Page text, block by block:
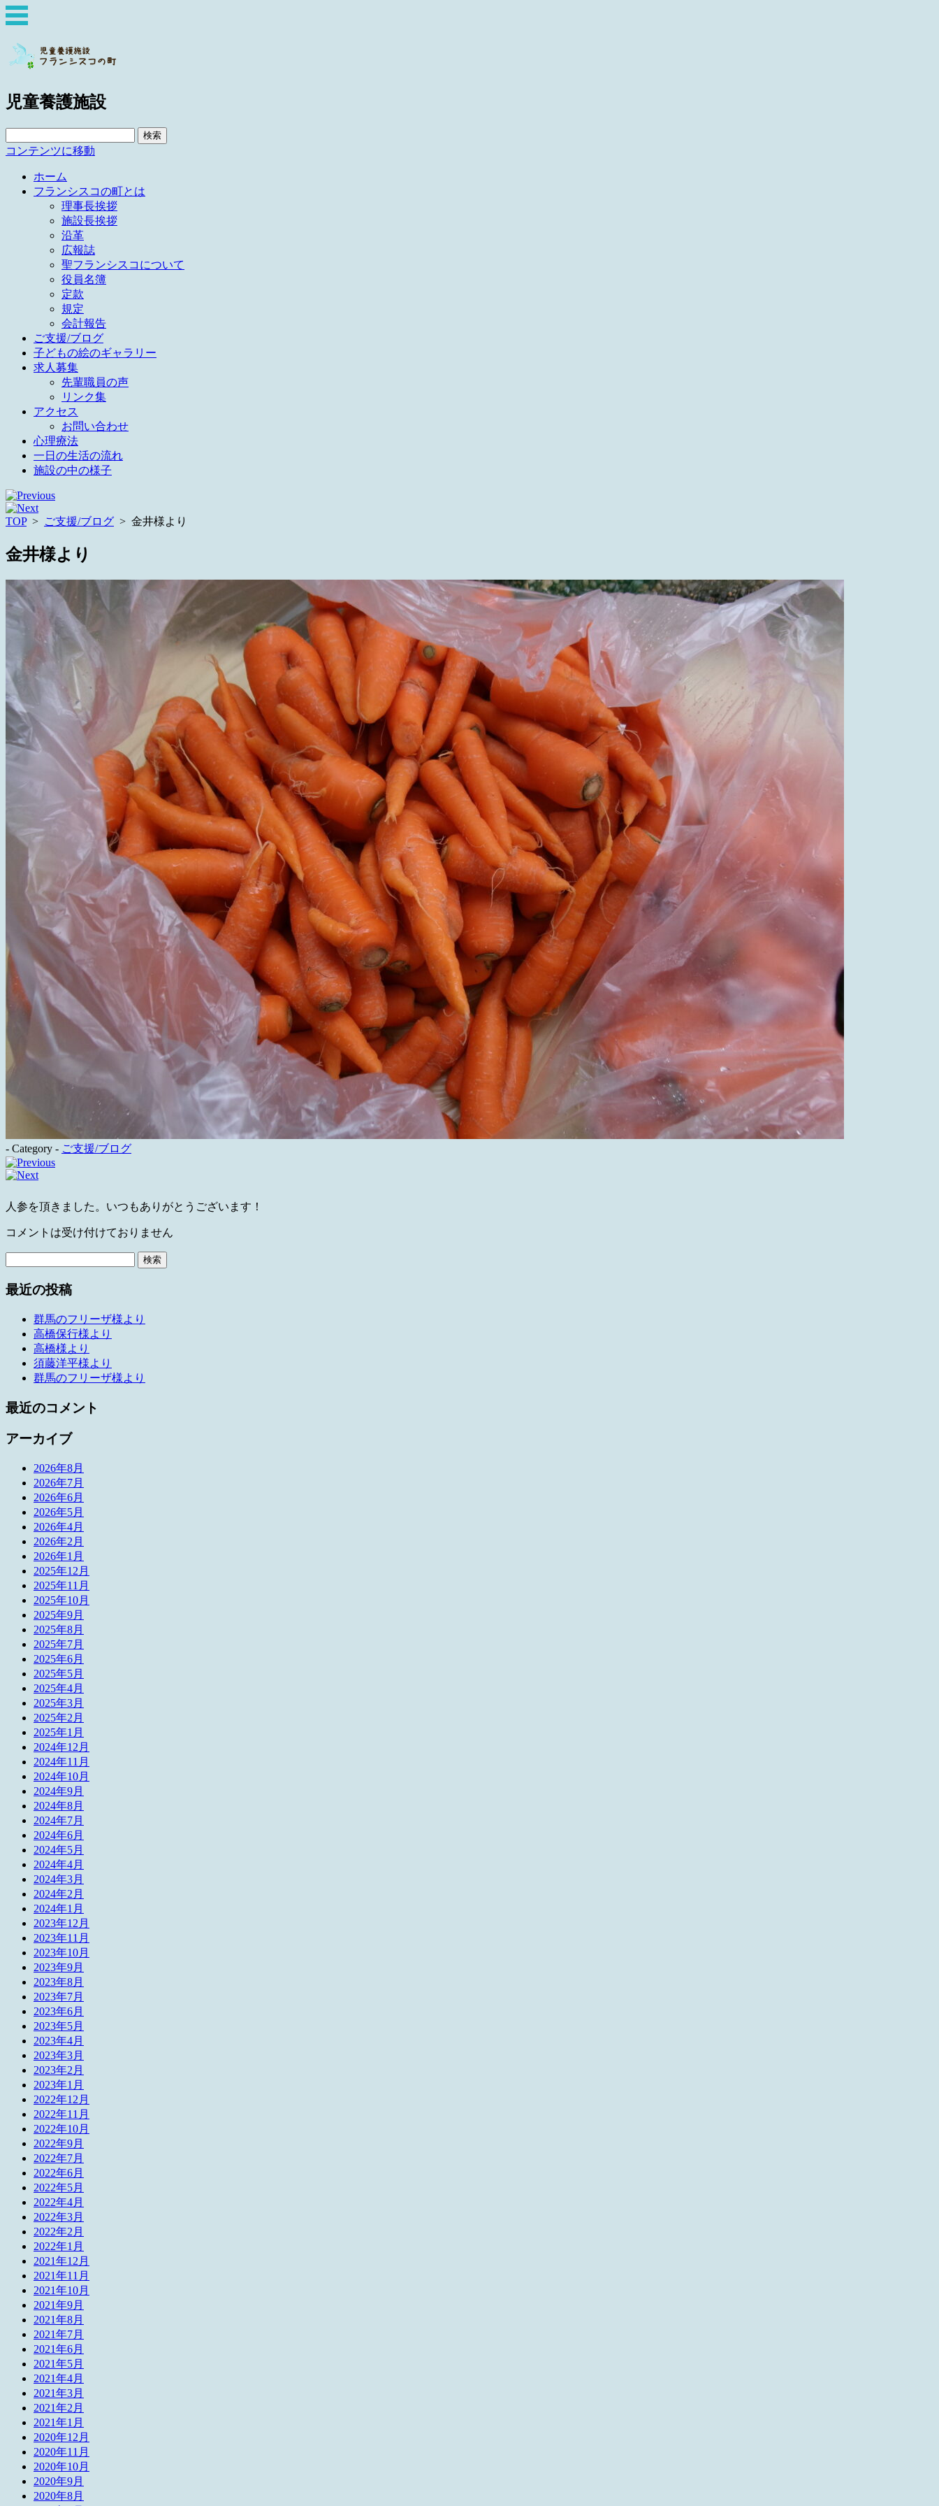
児童養護施設
索:
コンテンツに移動
ホーム
フランシスコの町とは
理事長挨拶
施設長挨拶
沿革
広報誌
聖フランシスコについて
役員名簿
定款
規定
会計報告
ご支援/ブログ
子どもの絵のギャラリー
求人募集
先輩職員の声
リンク集
アクセス
お問い合わせ
心理療法
一日の生活の流れ
施設の中の様子
TOP> ご支援/ブログ > 金井様より
金井様より
- Category - ご支援/ブログ
人参を頂きました。いつもありがとうございます！
コメントは受け付けておりません
最近の投稿
群馬のフリーザ様より
高橋保行様より
高橋様より
須藤洋平様より
群馬のフリーザ様より
最近のコメント
アーカイブ
2026年8月
2026年7月
2026年6月
2026年5月
2026年4月
2026年2月
2026年1月
2025年12月
2025年11月
2025年10月
2025年9月
2025年8月
2025年7月
2025年6月
2025年5月
2025年4月
2025年3月
2025年2月
2025年1月
2024年12月
2024年11月
2024年10月
2024年9月
2024年8月
2024年7月
2024年6月
2024年5月
2024年4月
2024年3月
2024年2月
2024年1月
2023年12月
2023年11月
2023年10月
2023年9月
2023年8月
2023年7月
2023年6月
2023年5月
2023年4月
2023年3月
2023年2月
2023年1月
2022年12月
2022年11月
2022年10月
2022年9月
2022年7月
2022年6月
2022年5月
2022年4月
2022年3月
2022年2月
2022年1月
2021年12月
2021年11月
2021年10月
2021年9月
2021年8月
2021年7月
2021年6月
2021年5月
2021年4月
2021年3月
2021年2月
2021年1月
2020年12月
2020年11月
2020年10月
2020年9月
2020年8月